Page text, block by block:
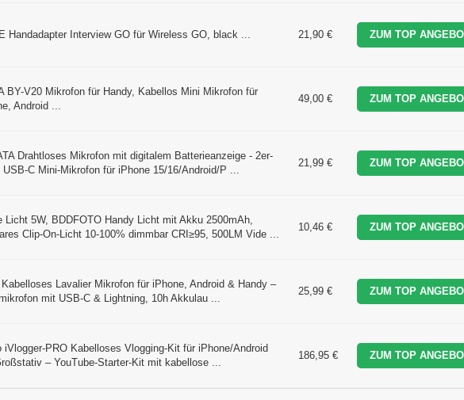
Handadapter Interview GO für Wireless GO, black ... 21,90 € ZUM TOP
BY-V20 Mikrofon für Handy, Kabellos Mini Mikrofon für
Android ...
49,00 € ZUM TOP
Drahtloses Mikrofon mit digitalem Batterieanzeige - 2er-
USB-C Mini-Mikrofon für iPhone 15/16/Android/P ...
21,99 € ZUM TOP
Licht 5W, BDDFOTO Handy Licht mit Akku 2500mAh,
Clip-On-Licht 10-100% dimmbar CRI≥95, 500LM Vide ...
10,46 € ZUM TOP
Lavalier Mikrofon für iPhone, Android & Handy –
mit USB-C & Lightning, 10h Akkulau ...
25,99 € ZUM TOP
iVlogger-PRO Kabelloses Vlogging-Kit für iPhone/Android
– YouTube-Starter-Kit mit kabellose ...
186,95 € ZUM TOP